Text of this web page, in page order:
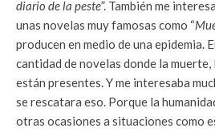
diario de la peste”. También me
unas novelas muy famosas como “
producen en medio de una epidemia.
cantidad de novelas donde la
están presentes. Y me interesaba
se rescatara eso. Porque la
otras ocasiones a situaciones como